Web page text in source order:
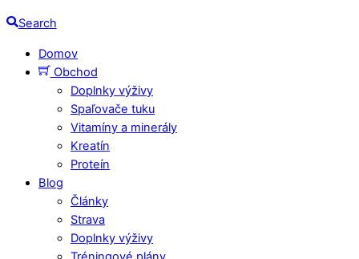
Search
Domov
Obchod
Doplnky výživy
Spaľovače tuku
Vitamíny a minerály
Kreatín
Proteín
Blog
Články
Strava
Doplnky výživy